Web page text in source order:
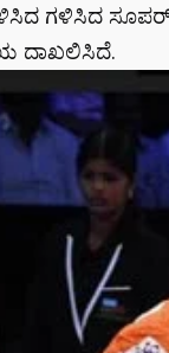
ಗಳಿಸಿದ ಸೂಪರ್
ದಾಖಲಿಸಿದೆ.